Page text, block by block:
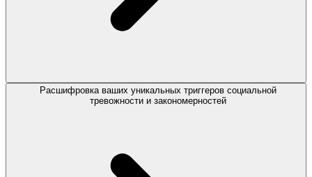
Расшифровка ваших уникальных триггеров социальной
тревожности и закономерностей